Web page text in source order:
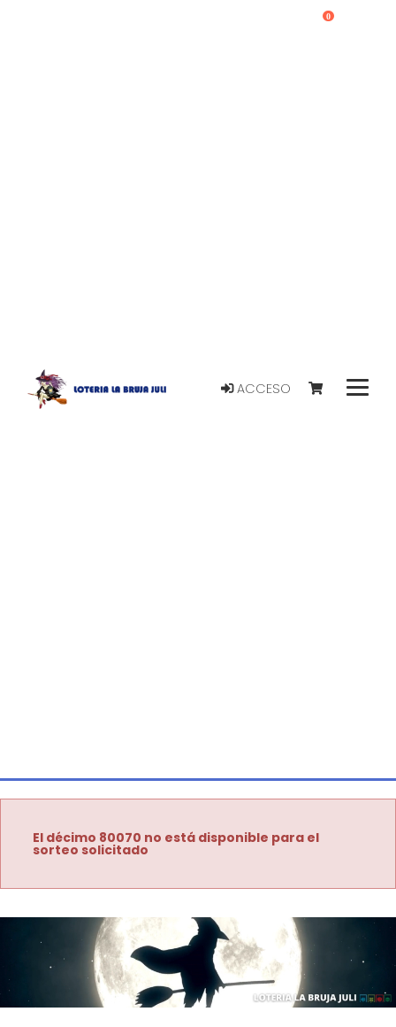
ACCESO
0
El décimo 80070 no está disponible para el
sorteo solicitado